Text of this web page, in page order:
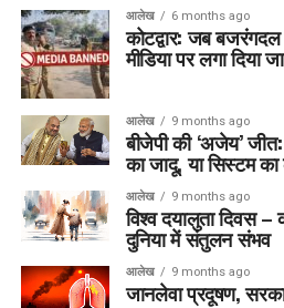
आलेख 6 months ago
कोटद्वार: जब
मीडिया पर लगा दिया
आलेख 9 months ago
बीजेपी की ‘अजेय’
का जादू, या सिस्टम
आलेख 9 months ago
विश्व दयालुता दिवस
दुनिया में संतुलन संभव
आलेख 9 months ago
जानलेवा प्रदूषण,